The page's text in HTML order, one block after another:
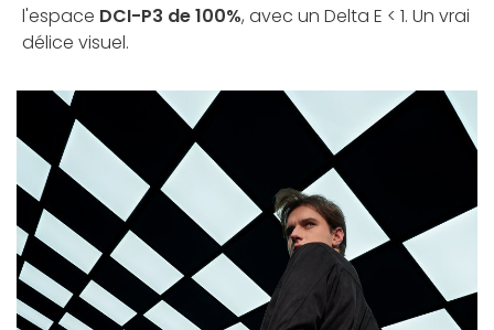
l'espace DCI-P3 de 100%, avec un Delta E < 1. Un vrai
délice visuel.